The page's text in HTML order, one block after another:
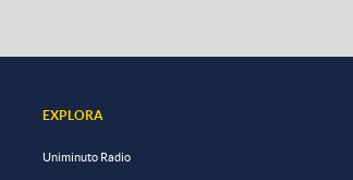
EXPLORA
Uniminuto Radio